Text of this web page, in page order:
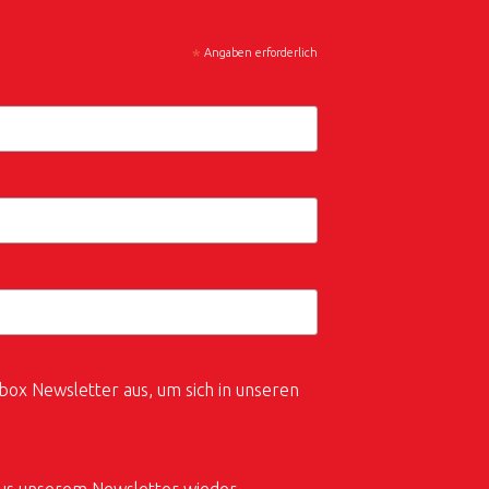
* Angaben erforderlich
Newsletter aus, um sich in unseren